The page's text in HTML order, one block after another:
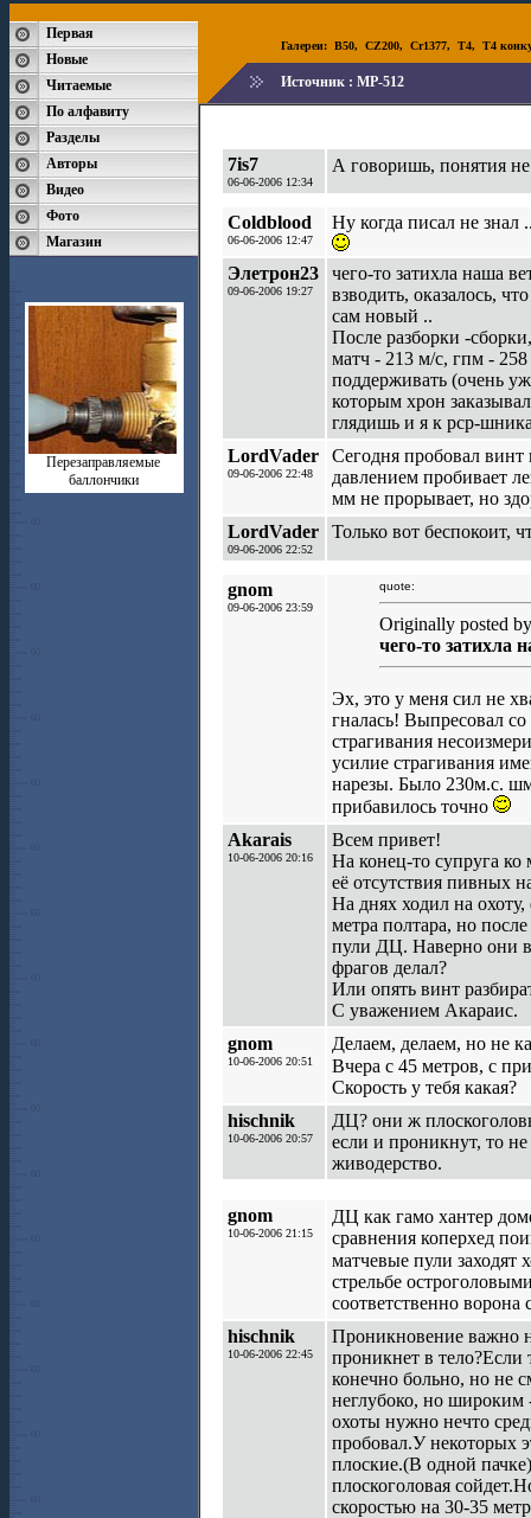
Первая
Новые
Читаемые
По алфавиту
Разделы
Авторы
Видео
Фото
Магазин
Перезаправляемые
баллончики
Галереи: B50, CZ200, Cr1377, T4, T4
Источник : МР-512
7is7
06-06-2006 12:34
А говоришь, понятия
Coldblood
06-06-2006 12:47
Ну когда писал не знал
Элетрон23
09-06-2006 19:27
чего-то затихла наша
взводить, оказалось,
сам новый ..
После разборки -
матч - 213 м/с, гпм -
поддерживать (очень
которым хрон
глядишь и я к рср-
LordVader
09-06-2006 22:48
Сегодня пробовал
давлением пробивает
мм не прорывает, но
LordVader
09-06-2006 22:52
Только вот беспокоит,
gnom
09-06-2006 23:59
quote:
Originally posted
чего-то затихла
Эх, это у меня сил не
гналась! Выпресовал
страгивания
усилие страгивания
нарезы. Было 230м.с.
прибавилось точно
Akarais
10-06-2006 20:16
Всем привет!
На конец-то супруга ко
её отсутствия пивных
На днях ходил на
метра полтара, но
пули ДЦ. Наверно они в
фрагов делал?
Или опять винт
С уважением Акараис.
gnom
10-06-2006 20:51
Делаем, делаем, но не
Вчера с 45 метров, с
Скорость у тебя какая?
hischnik
10-06-2006 20:57
ДЦ? они ж
если и проникнут, то
живодерство.
gnom
10-06-2006 21:15
ДЦ как гамо хантер
сравнения коперхед
матчевые пули заходят
стрельбе
соответственно ворона
hischnik
10-06-2006 22:45
Проникновение важно
проникнет в тело?Если
конечно больно, но не
неглубоко, но широким
охоты нужно нечто
пробовал.У некоторых
плоские.(В одной
плоскоголовая
скоростью на 30-35